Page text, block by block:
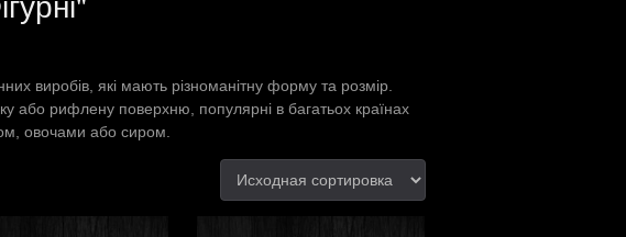
виробів, які мають різноманітну форму та розмір.
або рифлену поверхню, популярні в багатьох країнах
овочами або сиром.